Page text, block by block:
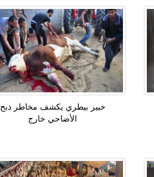
خبير بيطري يكشف مخاطر ذبح
الأضاحي خارج